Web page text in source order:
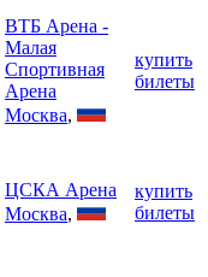
ВТБ Арена -
Малая
Спортивная
Арена
Москва,
купить
билеты
ЦСКА Арена
Москва,
купить
билеты